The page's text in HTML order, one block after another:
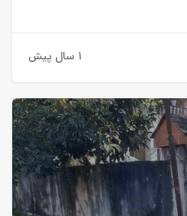
1 سال پیش